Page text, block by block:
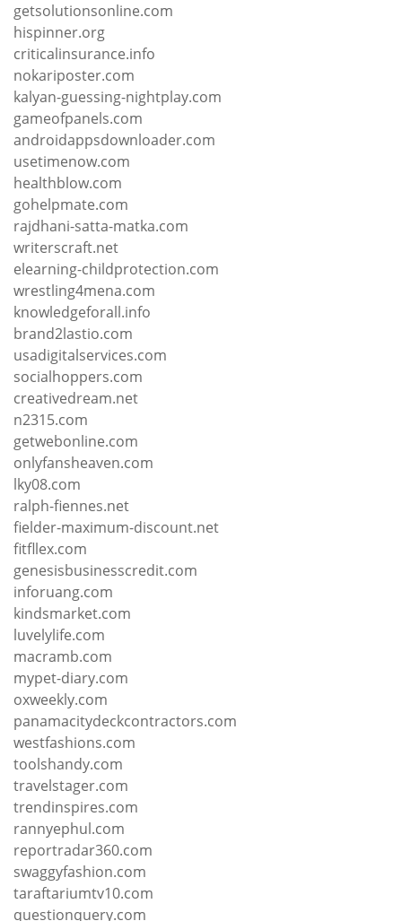
getsolutionsonline.com
hispinner.org
criticalinsurance.info
nokariposter.com
kalyan-guessing-nightplay.com
gameofpanels.com
androidappsdownloader.com
usetimenow.com
healthblow.com
gohelpmate.com
rajdhani-satta-matka.com
writerscraft.net
elearning-childprotection.com
wrestling4mena.com
knowledgeforall.info
brand2lastio.com
usadigitalservices.com
socialhoppers.com
creativedream.net
n2315.com
getwebonline.com
onlyfansheaven.com
lky08.com
ralph-fiennes.net
fielder-maximum-discount.net
fitfllex.com
genesisbusinesscredit.com
inforuang.com
kindsmarket.com
luvelylife.com
macramb.com
mypet-diary.com
oxweekly.com
panamacitydeckcontractors.com
westfashions.com
toolshandy.com
travelstager.com
trendinspires.com
rannyephul.com
reportradar360.com
swaggyfashion.com
taraftariumtv10.com
questionquery.com